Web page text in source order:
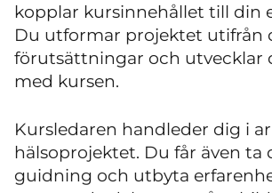
kopplar kursinnehållet till din
Du utformar projektet utifrån
förutsättningar och utvecklar
med kursen.
Kursledaren handleder dig i
hälsoprojektet. Du får även ta
guidning och utbyta